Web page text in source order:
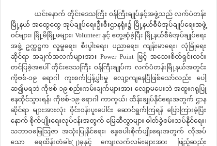
ယင်းနောက် တိုင်းဒေသကြီး ဝန်ကြီးချုပ်နှင့်အဖွဲ့သည် လက်ပံတန်း
မြို့နယ် အထွေထွေ အုပ်ချုပ်ရေးဦးစီးဌာနရုံး၌ မြို့နယ်စီမံအုပ်ချုပ်ရေးအဖွဲ့
ဝင်များ၊ မြို့မိမြို့ဖများ၊ Volunteer နှင့် တွေ့ဆုံခဲ့ပြီး မြို့နယ်စီမံအုပ်ချုပ်ရေး
အဖွဲ့ ဥက္ကဋ္ဌက လူမှုရေး၊ စီးပွါးရေး၊ ပညာရေး၊ ကျန်းမာရေး၊ လုံခြုံရေး
ဆိုင်ရာ အချက်အလက်များအား Power Point ဖြင့် အသေးစိတ်ရှင်းလင်း
တင်ပြခဲ့အပေါ် တိုင်းဒေသကြီး ဝန်ကြီးချုပ်က လက်ပံတန်းမြို့နယ်အတွင်း
ကိုဗစ်-၁၉ ရောဂါ ကူးစက်ပြန့်ပွါးမှု လျော့ကျနေပြီဖြစ်သော်လည်း ပေါ့
ဆ၍မရဘဲ ကိုဗစ်-၁၉ စည်းကမ်းချက်များအား လျော့မပေးဘဲ အထူးဂရုပြု
နေထိုင်သွားရန်၊ ကိုဗစ်-၁၉ ရောဂါ ကာကွယ်၊ ထိန်းချုပ်နိုင်ရေးအတွက် ဌာန
ဆိုင်ရာ များအားလုံး ဝိုင်းဝန်းပူးပေါင်း ဆောင်ရွက်ကြရန် ပြောကြားခဲ့ပြီး
နောက် စိုက်ပျိုးရေးလုပ်ငန်းအတွက် မြေဆီလွှာများ ဓါတ်ခွဲစမ်းသပ်နိုင်ရေး၊
သဘာဝမြေဩဇာ အသုံးပြုနိုင်ရေး၊ နွေစပါးစိုက်ပျိုးရေးအတွက် လိုအပ်
သော ရေထိန်းတံခါး(၂)ခုနှင့် ကျေးလက်လမ်းများအား ဖြည့်ဆည်း